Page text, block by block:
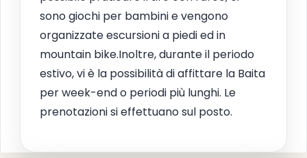
sono giochi per bambini e vengono
organizzate escursioni a piedi ed in
mountain bike.Inoltre, durante il periodo
estivo, vi è la possibilità di affittare la Baita
per week-end o periodi più lunghi. Le
prenotazioni si effettuano sul posto.